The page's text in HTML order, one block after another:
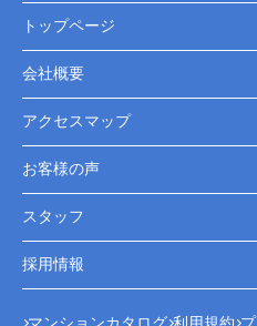
トップページ
会社概要
アクセスマップ
お客様の声
スタッフ
採用情報
マンションカタログ 利用規約